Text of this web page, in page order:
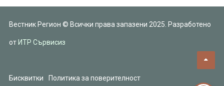
Вестник Регион © Всички права запазени 2025. Разработено
от ИТР Сървисиз
Бисквитки Политика за поверителност